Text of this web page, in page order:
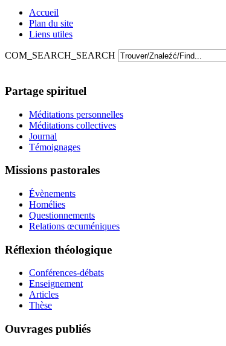
Accueil
Plan du site
Liens utiles
COM_SEARCH_SEARCH
Partage spirituel
Méditations personnelles
Méditations collectives
Journal
Témoignages
Missions pastorales
Évènements
Homélies
Questionnements
Relations œcuméniques
Réflexion théologique
Conférences-débats
Enseignement
Articles
Thèse
Ouvrages publiés